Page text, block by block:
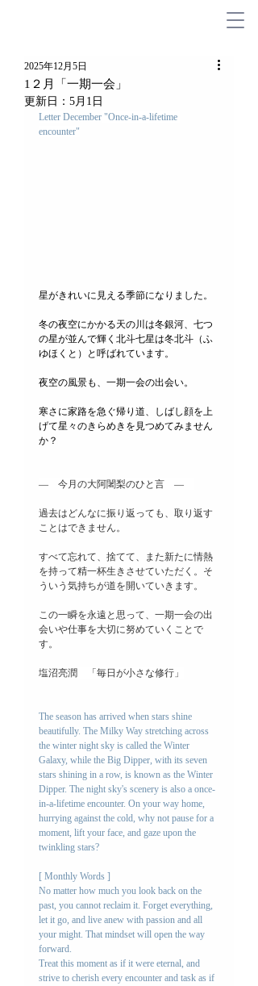
1２月「一期一会」
2025年12月5日
更新日： 5月1日
Letter December "Once-in-a-lifetime
encounter"
星がきれいに見える季節になりました。
冬の夜空にかかる天の川は冬銀河、七つ
の星が並んで輝く北斗七星は冬北斗（ふ
ゆほくと）と呼ばれています。
夜空の風景も、一期一会の出会い。
寒さに家路を急ぐ帰り道、しばし顔を上
げて星々のきらめきを見つめてみません
か？
―　今月の大阿闍梨のひと言　―
過去はどんなに振り返っても、取り返す
ことはできません。
すべて忘れて、捨てて、また新たに情熱
を持って精一杯生きさせていただく。そ
ういう気持ちが道を開いていきます。
この一瞬を永遠と思って、一期一会の出
会いや仕事を大切に努めていくことで
す。
塩沼亮潤　「毎日が小さな修行」
The season has arrived when stars shine
beautifully. The Milky Way stretching across
the winter night sky is called the Winter
Galaxy, while the Big Dipper, with its seven
stars shining in a row, is known as the Winter
Dipper. The night sky's scenery is also a once-
in-a-lifetime encounter. On your way home,
hurrying against the cold, why not pause for a
moment, lift your face, and gaze upon the
twinkling stars?
[ Monthly Words ]
No matter how much you look back on the
past, you cannot reclaim it. Forget everything,
let it go, and live anew with passion and all
your might. That mindset will open the way
forward.
Treat this moment as if it were eternal, and
strive to cherish every encounter and task as if